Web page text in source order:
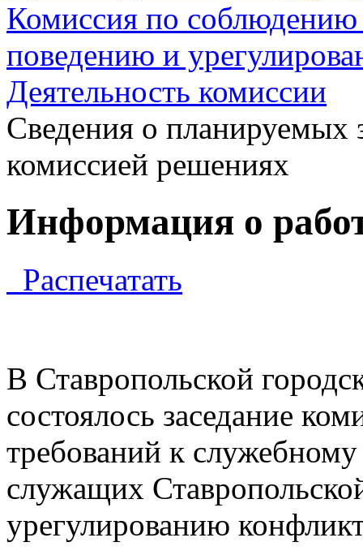
Комиссия по
поведению и
Деятельность комиссии
Сведения о планируемых
комиссией решениях
Информация о
Распечатать
В Ставропольской
состоялось заседание
требований к
служащих
урегулированию